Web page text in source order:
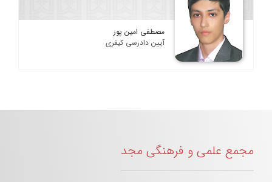
مصطفی امین پور
آیین دادرسی کیفری
مجمع علمی و فرهنگی مجد